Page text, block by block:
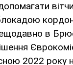
в
2022 року